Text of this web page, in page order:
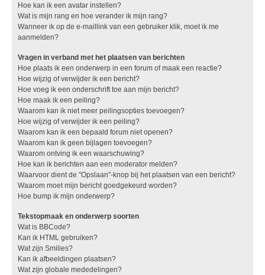
Hoe kan ik een avatar instellen?
Wat is mijn rang en hoe verander ik mijn rang?
Wanneer ik op de e-maillink van een gebruiker klik, moet ik me
aanmelden?
Vragen in verband met het plaatsen van berichten
Hoe plaats ik een onderwerp in een forum of maak een reactie?
Hoe wijzig of verwijder ik een bericht?
Hoe voeg ik een onderschrift toe aan mijn bericht?
Hoe maak ik een peiling?
Waarom kan ik niet meer peilingsopties toevoegen?
Hoe wijzig of verwijder ik een peiling?
Waarom kan ik een bepaald forum niet openen?
Waarom kan ik geen bijlagen toevoegen?
Waarom ontving ik een waarschuwing?
Hoe kan ik berichten aan een moderator melden?
Waarvoor dient de "Opslaan"-knop bij het plaatsen van een bericht?
Waarom moet mijn bericht goedgekeurd worden?
Hoe bump ik mijn onderwerp?
Tekstopmaak en onderwerp soorten
Wat is BBCode?
Kan ik HTML gebruiken?
Wat zijn Smilies?
Kan ik afbeeldingen plaatsen?
Wat zijn globale mededelingen?